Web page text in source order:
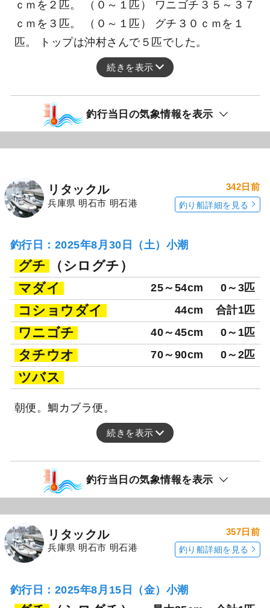
ｃｍを２匹。 （０～１匹） ワニゴチ３５～３７
ｃｍを３匹。 （０～１匹） グチ３０ｃｍを１
匹。 トップは沖村さんで５匹でした。
続きを表示
釣行当日の気象情報を表示
リタックル
兵庫県 明石市 明石港
342日前
釣り船詳細を見る
釣行日：2025年8月30日（土）小潮
グチ
（シログチ）
マダイ
25～54cm 0～3匹
コショウダイ 44cm 合計1匹
ワニゴチ 40～45cm 0～1匹
タチウオ 70～90cm 0～2匹
ツバス
朝便。鯛カブラ便。
続きを表示
釣行当日の気象情報を表示
リタックル
兵庫県 明石市 明石港
357日前
釣り船詳細を見る
釣行日：2025年8月15日（金）小潮